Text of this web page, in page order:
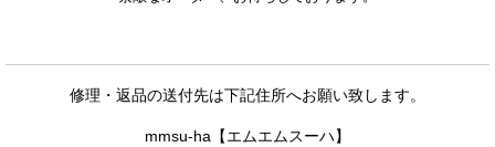
修理・返品の送付先は下記住所へお願い致します。
mmsu-ha【エムエムスーハ】